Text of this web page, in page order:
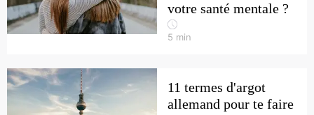
votre santé mentale ?
5 min
11 termes d'argot
allemand pour te faire